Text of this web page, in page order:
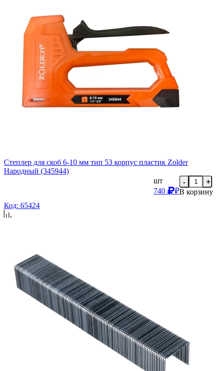
Степлер для скоб 6-10 мм тип 53 корпус пластик Zolder
Народный (345944)
шт
740
₽
- +
В корзину
Код: 65424